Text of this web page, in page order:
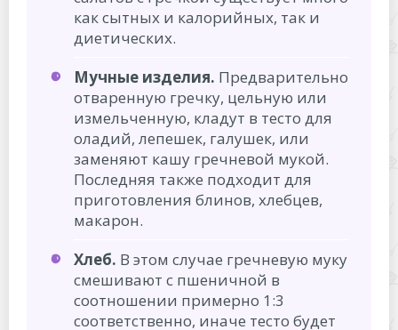
как сытных и калорийных, так и
диетических.
Мучные изделия. Предварительно
отваренную гречку, цельную или
измельченную, кладут в тесто для
оладий, лепешек, галушек, или
заменяют кашу гречневой мукой.
Последняя также подходит для
приготовления блинов, хлебцев,
макарон.
Хлеб. В этом случае гречневую муку
смешивают с пшеничной в
соотношении примерно 1:3
соответственно, иначе тесто будет